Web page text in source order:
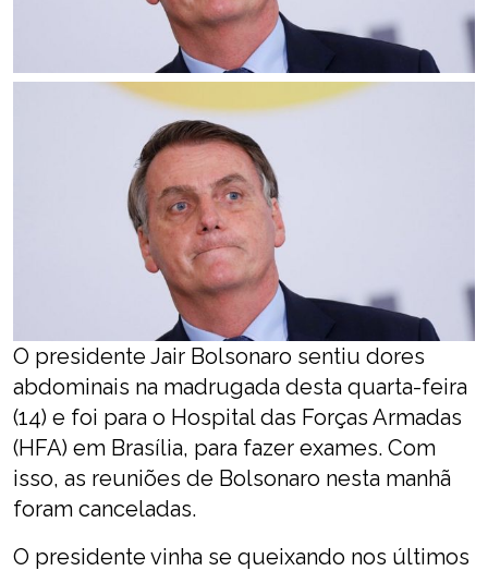
O presidente Jair Bolsonaro sentiu dores
abdominais na madrugada desta quarta-feira
(14) e foi para o Hospital das Forças Armadas
(HFA) em Brasília, para fazer exames. Com
isso, as reuniões de Bolsonaro nesta manhã
foram canceladas.
O presidente vinha se queixando nos últimos